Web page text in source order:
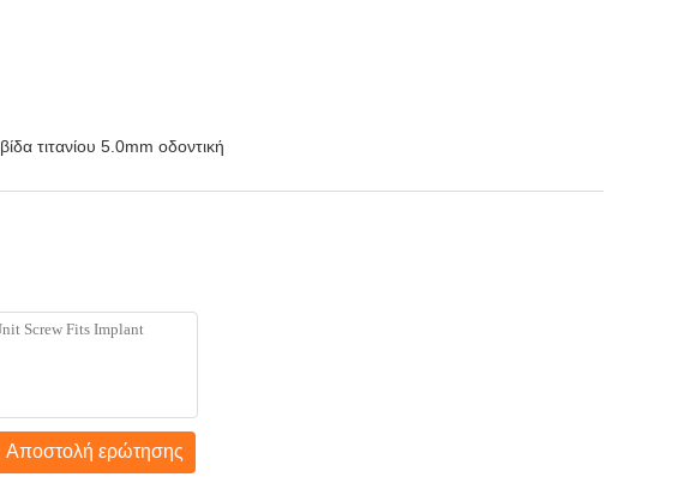
βίδα τιτανίου 5.0mm οδοντική
Αποστολή ερώτησης